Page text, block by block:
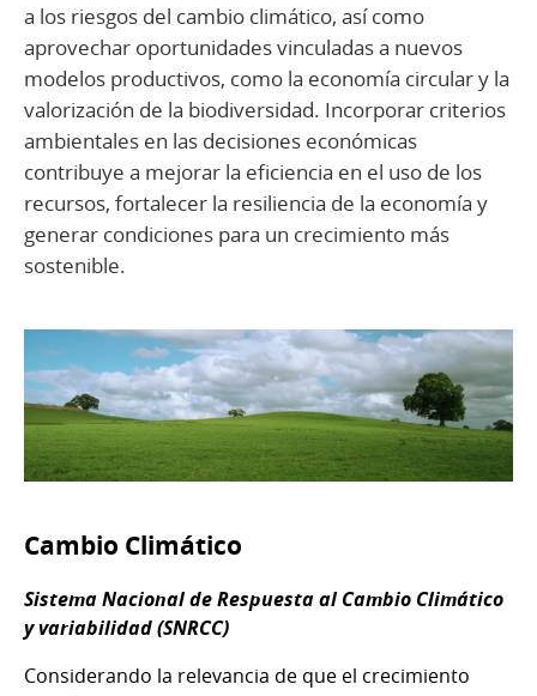
a los riesgos del cambio climático, así como
aprovechar oportunidades vinculadas a nuevos
modelos productivos, como la economía circular y la
valorización de la biodiversidad. Incorporar criterios
ambientales en las decisiones económicas
contribuye a mejorar la eficiencia en el uso de los
recursos, fortalecer la resiliencia de la economía y
generar condiciones para un crecimiento más
sostenible.
Cambio Climático
Sistema Nacional de Respuesta al Cambio Climático
y variabilidad (SNRCC)
Considerando la relevancia de que el crecimiento